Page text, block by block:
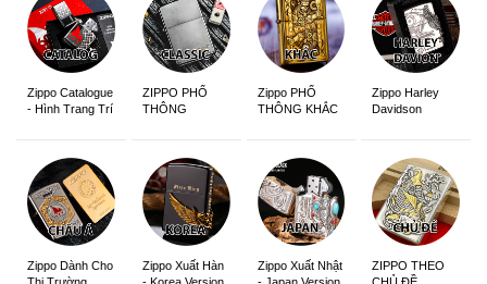
Zippo Catalogue
- Hình Trang Trí
ZIPPO PHỔ
THÔNG
Zippo PHỔ
THÔNG KHẮC
Zippo Harley
Davidson
Zippo Dành Cho
Zippo Xuất Hàn
Zippo Xuất Nhật
ZIPPO THEO